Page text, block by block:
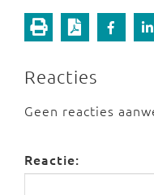
Reacties
Geen reacties
Reactie: